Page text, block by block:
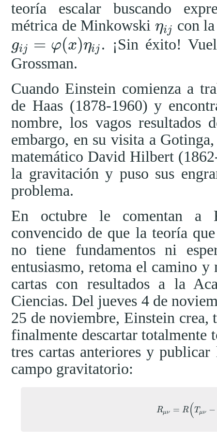
teoría escalar buscando
métrica de Minkowski ηij
ηij con
gij = φ(x)ηij
gij=φ x)ηi
. ¡Sin éxito!
Grossman.
Cuando Einstein comienza a
de Haas (1878-1960) y
nombre, los vagos resultados
embargo, en su visita a
matemático David Hilbert
la gravitación y puso sus
problema.
En octubre le comentan a
convencido de que la teoría
no tiene fundamentos ni
entusiasmo, retoma el camino y
cartas con resultados a la
Ciencias. Del jueves 4 de
25 de noviembre, Einstein crea,
finalmente descartar totalmente
tres cartas anteriores y publicar
campo gravitatorio:
Rμν = R(T μν −
R μν=R( Tμν−1